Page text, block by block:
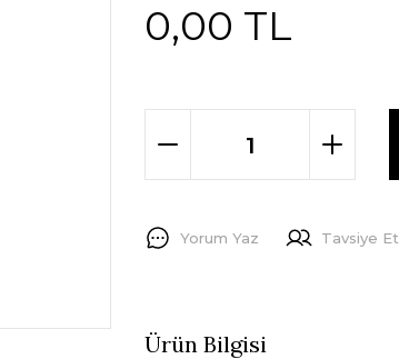
0,00 TL
Yorum Yaz Tavsiye Et
Ürün Bilgisi